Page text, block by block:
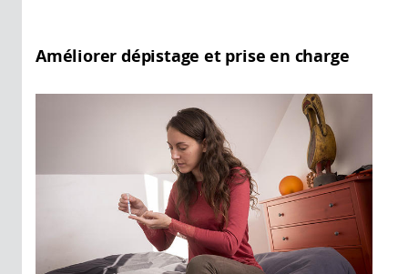
Améliorer dépistage et prise en charge